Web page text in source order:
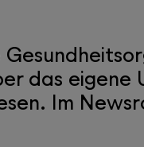
das eigene
Im